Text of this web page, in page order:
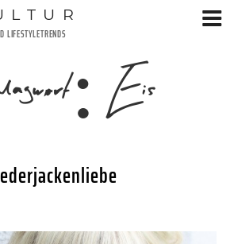
LIFESTYLETRENDS
Eis